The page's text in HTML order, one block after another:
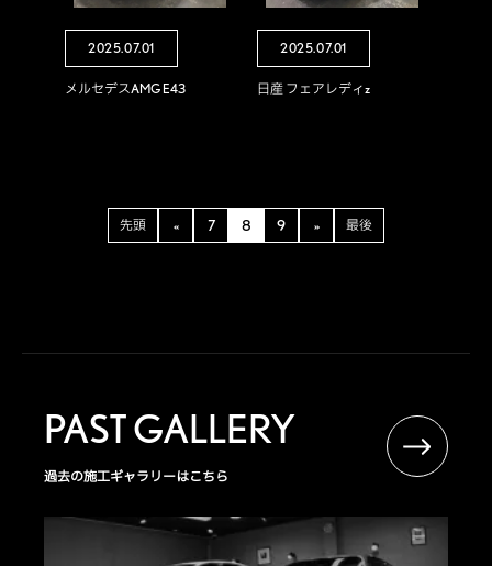
2025.07.01
メルセデスAMG E43
2025.07.01
日産 フェアレディz
先頭 « 7 8 9 » 最後
PAST GALLERY
過去の施工ギャラリーはこちら